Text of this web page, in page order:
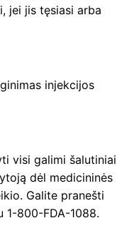
jei jis tęsiasi arba
injekcijos
visi galimi šalutiniai
dėl medicininės
Galite pranešti
1-800-FDA-1088.